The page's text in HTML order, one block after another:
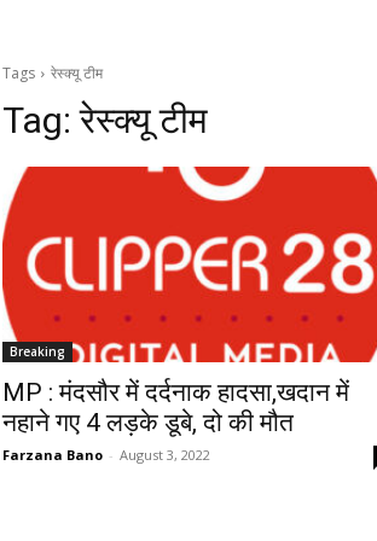
Tags रेस्क्यू टीम
Tag:रेस्क्यू टीम
Breaking
MP : मंदसौर में दर्दनाक हादसा,खदान में
नहाने गए 4 लड़के डूबे, दो की मौत
Farzana Bano - August 3, 2022